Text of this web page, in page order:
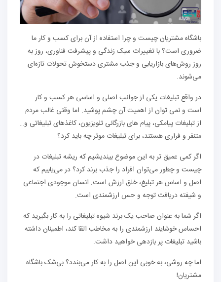
باشگاه مشتریان چیست و چرا استفاده از آن برای کسب و کار ما
ضروری است؟ با تغییرات سبک زندگی و پیشرفت فناوری، روز به
روز روش‌های بازاریابی و جذب مشتری دستخوش تحولات تازه‌ای
می‌شوند.
در واقع تبلیغات یکی از جوانب اصلی و اساسی هر کسب و کار
است و نمی ‌توان از اهمیت آن چشم پوشید. اما وقتی غالب مردم
از تبلیغات پیامکی، پیام‌ های بازرگانی تلویزیون، کاغذهای تبلیغاتی و…
متنفر و فراری هستند، برای تبلیغات موثر چه باید کرد؟
اگر کمی عمیق‌ تر به این موضوع بیندیشیم که ریشه تبلیغات در
چیست و چطور می‌توان افراد را جذب برند کرد؟ در می‌یابیم که
اصل و اساس هر تبلیغ، خلق ارزش است. انسان موجودی اجتماعی
و شیفته دریافت توجه و حس ارزشمندی است.
اگر شما به عنوان صاحب یک برند شیوه تبلیغاتی را به کار بگیرید که
احساس خوشایند ارزشمندی را به مخاطب القا کند، اطمینان داشته
باشید تبلیغات پر بازدهی خواهید داشت.
اما چه روشی، به خوبی این اصل را به کار می‌بندد؟ بی‌شک باشگاه
مشتریان!